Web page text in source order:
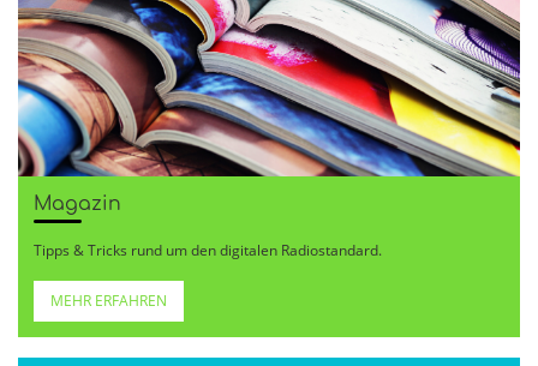
Magazin
Tipps & Tricks rund um den digitalen Radiostandard.
MEHR ERFAHREN